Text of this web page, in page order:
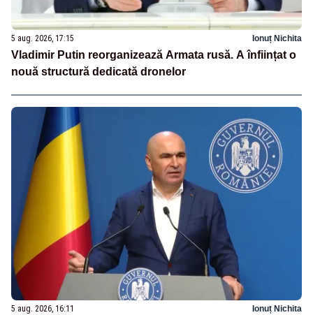
5 aug. 2026, 17:15 Ionuț Nichita
Vladimir Putin reorganizează Armata rusă. A înființat o
nouă structură dedicată dronelor
5 aug. 2026, 16:11 Ionuț Nichita